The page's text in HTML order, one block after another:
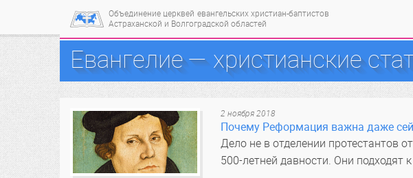
Объединение церквей евангельских христиан-баптистов
Астраханской и Волгоградской областей
Евангелие — христианские
2 ноября 2018
Почему Реформация важна даже
Дело не в отделении протестантов
500-летней давности. Они